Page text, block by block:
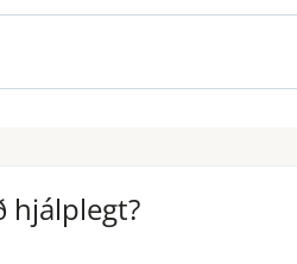
hjálplegt?
hjálplegt?